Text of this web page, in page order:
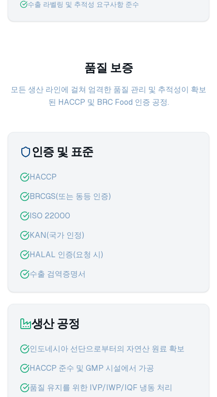
수출 라벨링 및 추적성 요구사항 준수
품질 보증
모든 생산 라인에 걸쳐 엄격한 품질 관리 및 추적성이 확보
된 HACCP 및 BRC Food 인증 공정.
인증 및 표준
HACCP
BRCGS(또는 동등 인증)
ISO 22000
KAN(국가 인정)
HALAL 인증(요청 시)
수출 검역증명서
생산 공정
인도네시아 선단으로부터의 자연산 원료 확보
HACCP 준수 및 GMP 시설에서 가공
품질 유지를 위한 IVP/IWP/IQF 냉동 처리